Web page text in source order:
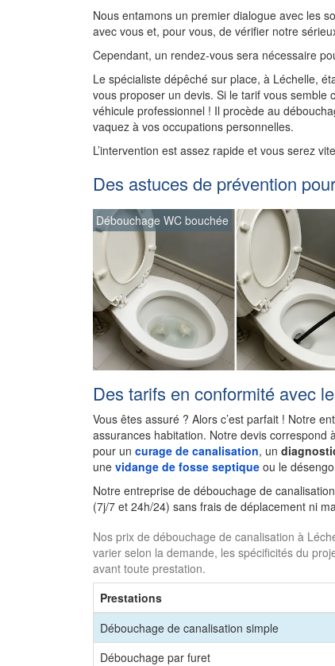
Nous entamons un premier dialogue avec les
avec vous et, pour vous, de vérifier notre
Cependant, un rendez-vous sera nécessaire
Le spécialiste dépêché sur place, à Léchelle,
vous proposer un devis. Si le tarif vous semble
véhicule professionnel ! Il procède au
vaquez à vos occupations personnelles.
L’intervention est assez rapide et vous serez
Des astuces de prévention
Débouchage WC bouchée
Des tarifs en conformité avec
Vous êtes assuré ? Alors c’est parfait ! Notre
assurances habitation. Notre devis
pour un curage de canalisation, un
une vidange de fosse septique ou le
Notre entreprise de débouchage de
(7j/7 et 24h/24) sans frais de déplacement ni
Nos prix de débouchage de canalisation à
varier selon la demande, les spécificités du
avant toute prestation.
Prestations
Débouchage de canalisation simple
Débouchage par furet